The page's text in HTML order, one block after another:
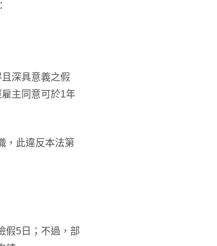
深具意義之假
主同意可於1年
，此違反本法第
假5日；不過，部